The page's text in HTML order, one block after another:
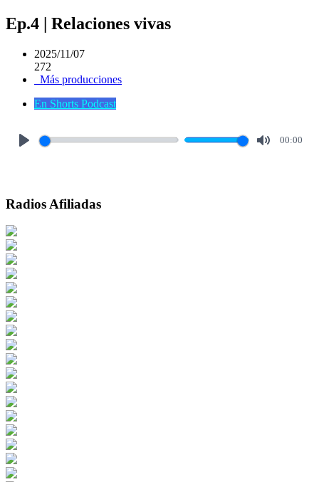
Ep.4 | Relaciones vivas
2025/11/07
272
Más producciones
En Shorts Podcast
00:00
Radios Afiliadas